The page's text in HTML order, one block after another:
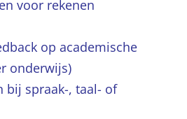
voor rekenen
op academische
onderwijs)
spraak-, taal- of